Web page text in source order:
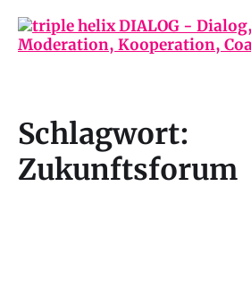
Schlagwort:
Zukunftsforum